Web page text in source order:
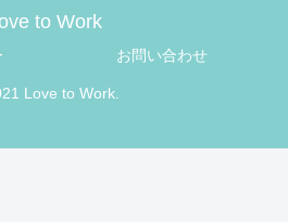
to Work
お問い合わせ
Love to Work.